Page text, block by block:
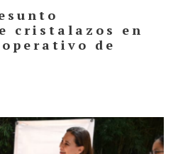
cristalazos en
de